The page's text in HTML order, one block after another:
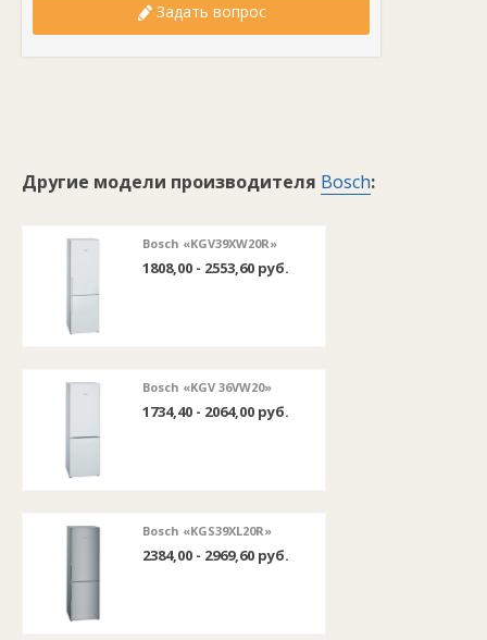
Задать вопрос
Другие модели производителя Bosch:
Bosch «KGV39XW20R»
1808,00 - 2553,60 руб.
Bosch «KGV 36VW20»
1734,40 - 2064,00 руб.
Bosch «KGS39XL20R»
2384,00 - 2969,60 руб.